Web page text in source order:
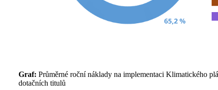
Graf: Průměrné roční náklady na implementaci Klimatického
dotačních titulů